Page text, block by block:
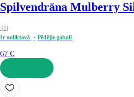
Spilvendrāna Mulberry
(1)
Ir noliktavā
Pēdējie gabali
67 €
LIKT GROZĀ